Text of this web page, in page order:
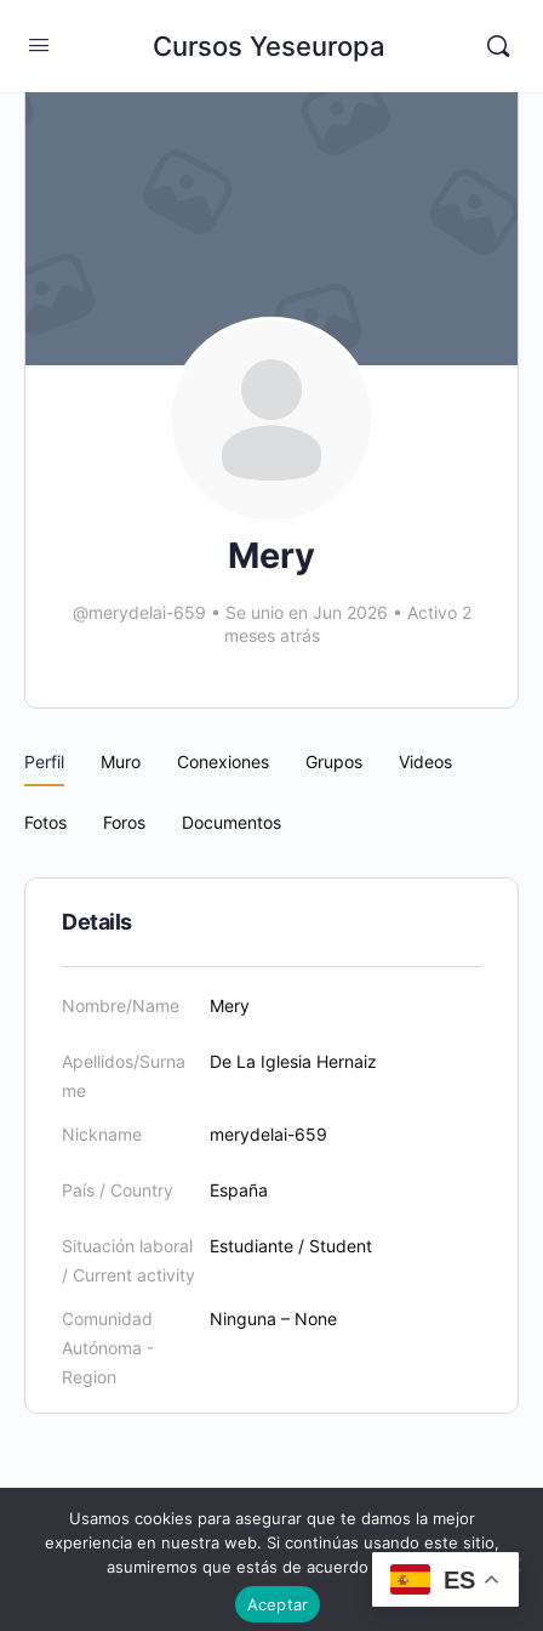
Cursos Yeseuropa
Mery
@merydelai-659 • Se unio en Jun 2026 • Activo 2
meses atrás
Perfil Muro Conexiones Grupos Videos
Fotos Foros Documentos
Details
Nombre/Name Mery
Apellidos/Surna
me
De La Iglesia Hernaiz
Nickname merydelai-659
País / Country España
Situación laboral
/ Current activity
Estudiante / Student
Comunidad
Autónoma -
Region
Ninguna – None
© 2026 - Cursos Yeseuropa
ES
Usamos cookies para asegurar que te damos la mejor
experiencia en nuestra web. Si continúas usando este sitio,
asumiremos que estás de acuerdo con ello.
Aceptar